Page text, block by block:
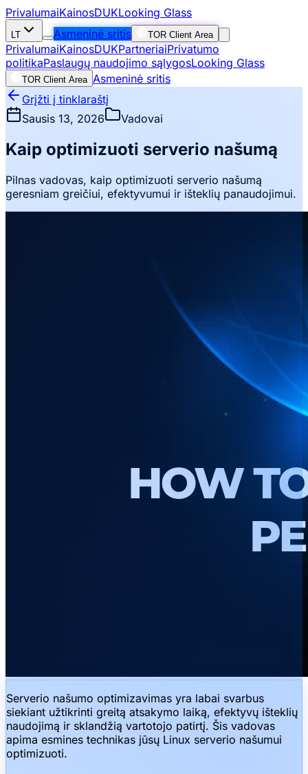
PrivalumaiKainosDUKLooking Glass
LT Asmeninė sritis TOR Client Area
PrivalumaiKainosDUKPartneriaiPrivatumo
politikaPaslaugų naudojimo sąlygosLooking Glass
TOR Client Area Asmeninė sritis
Grįžti į tinklaraštį
Sausis 13, 2026
Vadovai
Kaip optimizuoti serverio našumą
Pilnas vadovas, kaip optimizuoti serverio našumą
geresniam greičiui, efektyvumui ir išteklių panaudojimui.
Serverio našumo optimizavimas yra labai svarbus
siekiant užtikrinti greitą atsakymo laiką, efektyvų išteklių
naudojimą ir sklandžią vartotojo patirtį. Šis vadovas
apima esmines technikas jūsų Linux serverio našumui
optimizuoti.